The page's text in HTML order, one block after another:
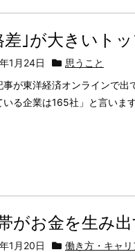
差｣が大きいト
1月24日
思うこと
事が東洋経済オンラインで
いる企業は165社」と言いま
がお金を生み
1月20日 働き方・キャリ